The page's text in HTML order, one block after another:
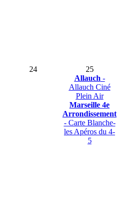
24
25
Allauch -
Allauch Ciné
Plein Air
Marseille 4e
Arrondissement
- Carte Blanche-
les Apéros du 4-
5